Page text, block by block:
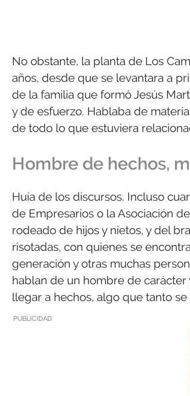
No obstante, la planta de Los
años, desde que se levantara a
de la familia que formó Jesús
y de esfuerzo. Hablaba de
de todo lo que estuviera
Hombre de hechos,
Huía de los discursos. Incluso
de Empresarios o la Asociación
rodeado de hijos y nietos, y del
risotadas, con quienes se
generación y otras muchas
hablan de un hombre de
llegar a hechos, algo que tanto
PUBLICIDAD